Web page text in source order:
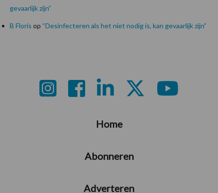
gevaarlijk zijn”
B Floris op “Desinfecteren als het niet nodig is, kan gevaarlijk zijn”
Home
Abonneren
Adverteren